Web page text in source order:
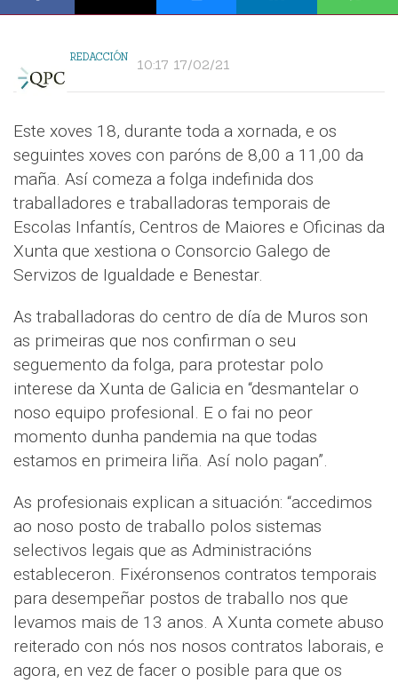
REDACCIÓN 10:17 17/02/21
Este xoves 18, durante toda a xornada, e os
seguintes xoves con paróns de 8,00 a 11,00 da
maña. Así comeza a folga indefinida dos
traballadores e traballadoras temporais de
Escolas Infantís, Centros de Maiores e Oficinas da
Xunta que xestiona o Consorcio Galego de
Servizos de Igualdade e Benestar.
As traballadoras do centro de día de Muros son
as primeiras que nos confirman o seu
seguemento da folga, para protestar polo
interese da Xunta de Galicia en “desmantelar o
noso equipo profesional. E o fai no peor
momento dunha pandemia na que todas
estamos en primeira liña. Así nolo pagan”.
As profesionais explican a situación: “accedimos
ao noso posto de traballo polos sistemas
selectivos legais que as Administracións
estableceron. Fixéronsenos contratos temporais
para desempeñar postos de traballo nos que
levamos mais de 13 anos. A Xunta comete abuso
reiterado con nós nos nosos contratos laborais, e
agora, en vez de facer o posible para que os